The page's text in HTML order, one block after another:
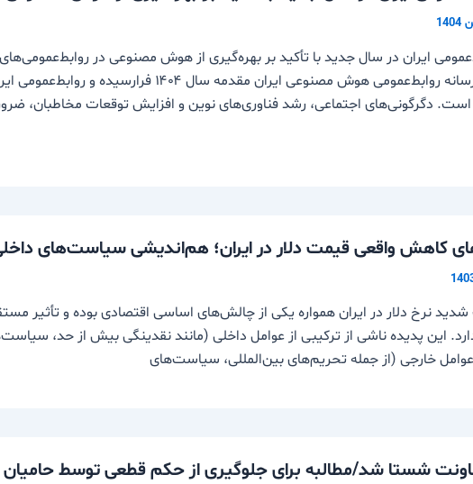
ایران در سال جدید با تأکید بر بهره‌گیری از هوش مصنوعی در
مسئول رسانه روابط‌عمومی هوش مصنوعی ایران
است. دگرگونی‌های اجتماعی، رشد فناوری‌های نوین و افزایش توقعات مخاطبان،
کاهش واقعی قیمت دلار در ایران؛ هم‌اندیشی سیاست‌های
شدید نرخ دلار در ایران همواره یکی از چالش‌های اساسی اقتصادی بوده و تأثیر
این پدیده ناشی از ترکیبی از عوامل داخلی (مانند نقدینگی بیش از حد،
خارجی (از جمله تحریم‌های بین‌المللی، سیاست‌های
شستا شد/مطالبه برای جلوگیری از حکم قطعی توسط حامیان